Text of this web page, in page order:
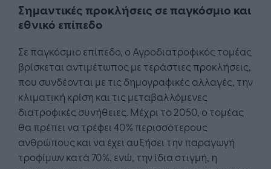
Σημαντικές προκλήσεις σε παγκόσμιο και
εθνικό επίπεδο
Σε παγκόσμιο επίπεδο, ο Αγροδιατροφικός τομέας
βρίσκεται αντιμέτωπος με τεράστιες προκλήσεις,
που συνδέονται με τις δημογραφικές αλλαγές, την
κλιματική κρίση και τις μεταβαλλόμενες
διατροφικές συνήθειες. Μέχρι το 2050, ο τομέας
θα πρέπει να τρέφει 40% περισσότερους
ανθρώπους και να έχει αυξήσει την παραγωγή
τροφίμων κατά 70%, ενώ, την ίδια στιγμή, η